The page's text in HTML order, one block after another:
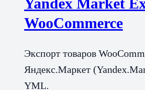
Yandex Market
WooCommerce
Экспорт товаров
Яндекс.Маркет
YML.